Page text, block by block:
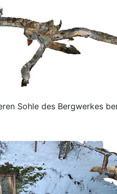
Sohle des Bergwerkes